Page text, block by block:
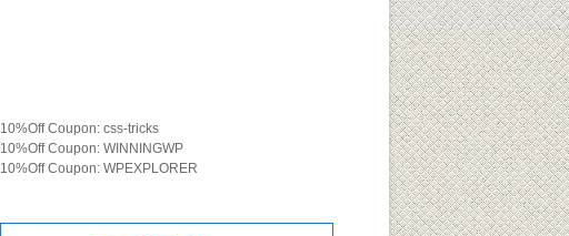
10%Off Coupon: css-tricks
10%Off Coupon: WINNINGWP
10%Off Coupon: WPEXPLORER